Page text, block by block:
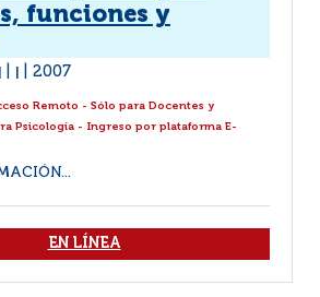
funciones y
2007
Remoto - Sólo para Docentes y
Psicología - Ingreso por plataforma E-
EN LÍNEA